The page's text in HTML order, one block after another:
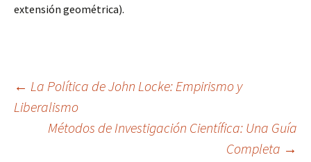
extensión geométrica).
Navegación
← La Política de John Locke: Empirismo y
Liberalismo
Métodos de Investigación Científica: Una Guía
Completa →